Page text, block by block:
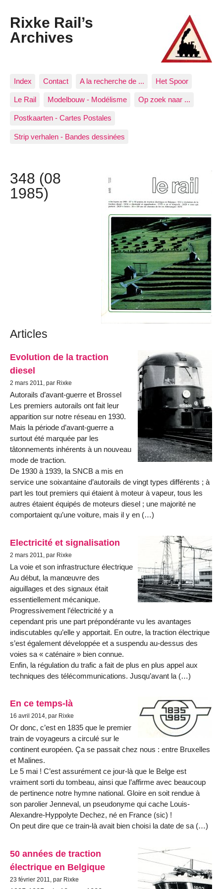
Rixke Rail’s
Archives
Index Contact A la recherche de ... Het Spoor
Le Rail Modelbouw - Modélisme Op zoek naar ...
Postkaarten - Cartes Postales
Strip verhalen - Bandes dessinées
348 (08
1985)
Articles
Evolution de la traction
diesel
2 mars 2011, par Rixke
Autorails d’avant-guerre et Brossel
Les premiers autorails ont fait leur
apparition sur notre réseau en 1930.
Mais la période d’avant-guerre a
surtout été marquée par les
tâtonnements inhérents à un nouveau
mode de traction.
De 1930 à 1939, la SNCB a mis en
service une soixantaine d’autorails de vingt types différents ; à
part les tout premiers qui étaient à moteur à vapeur, tous les
autres étaient équipés de moteurs diesel ; une majorité ne
comportaient qu’une voiture, mais il y en (…)
Electricité et signalisation
2 mars 2011, par Rixke
La voie et son infrastructure électrique
Au début, la manœuvre des
aiguillages et des signaux était
essentiellement mécanique.
Progressivement l’électricité y a
cependant pris une part prépondérante vu les avantages
indiscutables qu’elle y apportait. En outre, la traction électrique
s’est également développée et a suspendu au-dessus des
voies sa « caténaire » bien connue.
Enfin, la régulation du trafic a fait de plus en plus appel aux
techniques des télécommunications. Jusqu’avant la (…)
En ce temps-là
16 avril 2014, par Rixke
Or donc, c’est en 1835 que le premier
train de voyageurs a circulé sur le
continent européen. Ça se passait chez nous : entre Bruxelles
et Malines.
Le 5 mai ! C’est assurément ce jour-là que le Belge est
vraiment sorti du tombeau, ainsi que l’affirme avec beaucoup
de pertinence notre hymne national. Gloire en soit rendue à
son parolier Jenneval, un pseudonyme qui cache Louis-
Alexandre-Hyppolyte Dechez, né en France (sic) !
On peut dire que ce train-là avait bien choisi la date de sa (…)
50 années de traction
électrique en Belgique
23 février 2011, par Rixke